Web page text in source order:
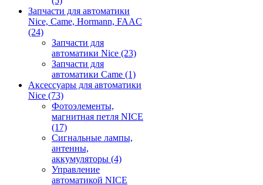
Запчасти для автоматики
Nice, Came, Hormann, FAAC
(24)
Запчасти для
автоматики Nice (23)
Запчасти для
автоматики Came (1)
Аксессуары для автоматики
Nice (73)
Фотоэлементы,
магнитная петля NICE
(17)
Сигнальные лампы,
антенны,
аккумуляторы (4)
Управление
автоматикой NICE